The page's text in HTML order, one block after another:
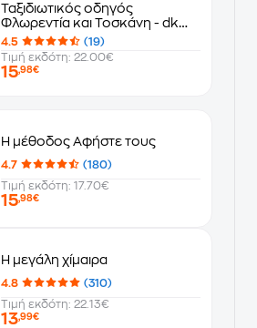
Ταξιδιωτικός οδηγός
Φλωρεντία και Τοσκάνη - dk
eyewitness
4.5
(19)
Τιμή εκδότη: 22.00€
15,98€
Η μέθοδος Αφήστε τους
4.7
(180)
Τιμή εκδότη: 17.70€
15,98€
Η μεγάλη χίμαιρα
4.8
(310)
Τιμή εκδότη: 22.13€
13,99€